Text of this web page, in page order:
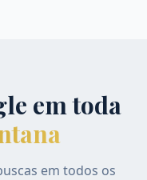
em toda
em todos os